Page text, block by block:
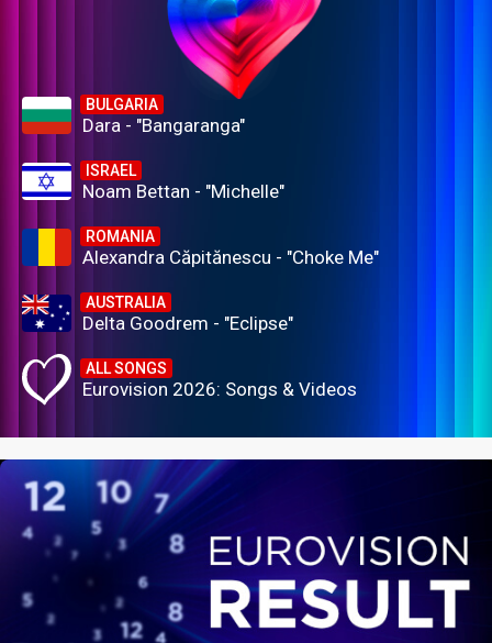
BULGARIA
Dara - "Bangaranga"
ISRAEL
Noam Bettan - "Michelle"
ROMANIA
Alexandra Căpitănescu - "Choke Me"
AUSTRALIA
Delta Goodrem - "Eclipse"
ALL SONGS
Eurovision 2026: Songs & Videos